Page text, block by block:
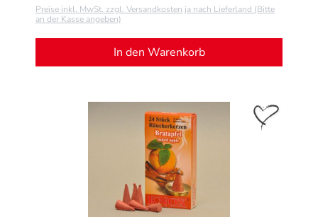
Preise inkl. MwSt. zzgl. Versandkosten ja nach Lieferland (Bitte
an der Kasse angeben)
In den Warenkorb